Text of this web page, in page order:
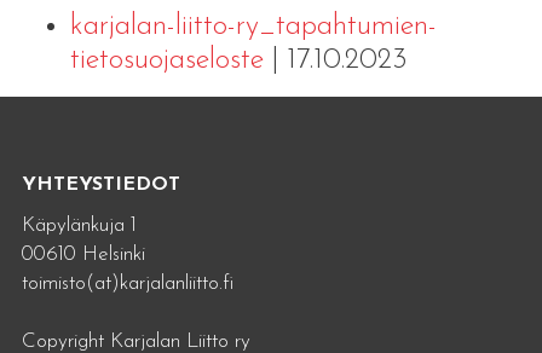
karjalan-liitto-ry_tapahtumien-
tietosuojaseloste| 17.10.2023
YHTEYSTIEDOT
Käpylänkuja 1
00610 Helsinki
toimisto(at)karjalanliitto.fi
Copyright Karjalan Liitto ry